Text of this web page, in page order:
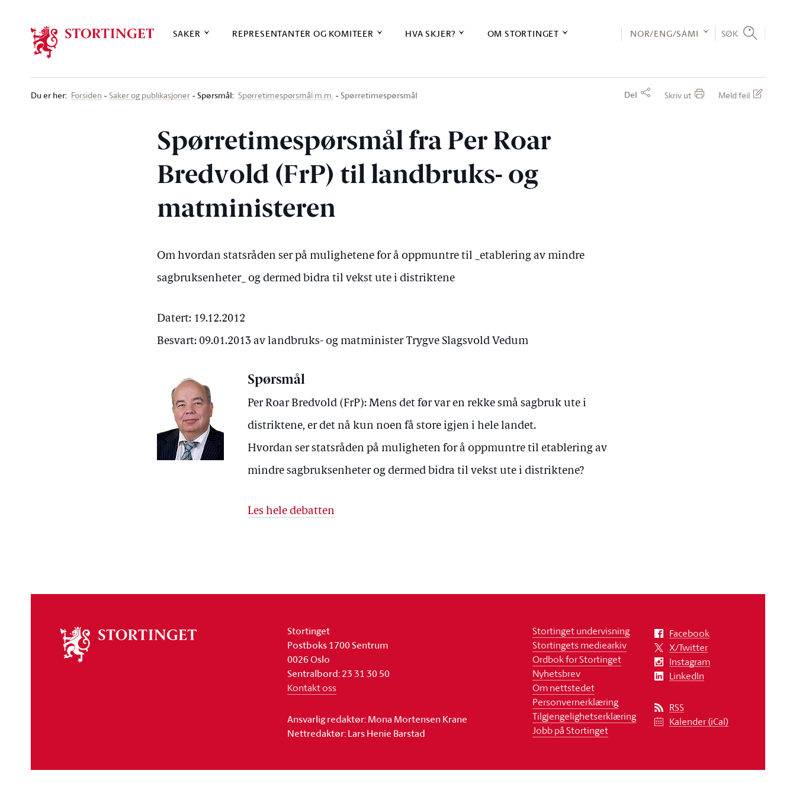
SAKER REPRESENTANTER OG KOMITEER HVA SKJER? OM STORTINGET NOR/ENG/SÁMI SØK
Du er her: Forsiden Saker og publikasjoner Spørsmål: Spørretimespørsmål m.m. Spørretimespørsmål Del Skriv ut Meld feil
Spørretimespørsmål fra Per Roar
Bredvold (FrP) til landbruks- og
matministeren
Om hvordan statsråden ser på mulighetene for å oppmuntre til _etablering av mindre
sagbruksenheter_ og dermed bidra til vekst ute i distriktene
Datert: 19.12.2012
Besvart: 09.01.2013 av landbruks- og matminister Trygve Slagsvold Vedum
Spørsmål
Per Roar Bredvold (FrP): Mens det før var en rekke små sagbruk ute i
distriktene, er det nå kun noen få store igjen i hele landet.
Hvordan ser statsråden på muligheten for å oppmuntre til etablering av
mindre sagbruksenheter og dermed bidra til vekst ute i distriktene?
Les hele debatten
stortinget
Stortinget
Postboks 1700 Sentrum
0026 Oslo
Sentralbord: 23 31 30 50
Kontakt oss
Ansvarlig redaktør: Mona Mortensen Krane
Nettredaktør: Lars Henie Barstad
Stortinget undervisning
Stortingets mediearkiv
Ordbok for Stortinget
Nyhetsbrev
Om nettstedet
Personvernerklæring
Tilgjengelighetserklæring
Jobb på Stortinget
Facebook
X/Twitter
Instagram
LinkedIn
RSS
Kalender (iCal)